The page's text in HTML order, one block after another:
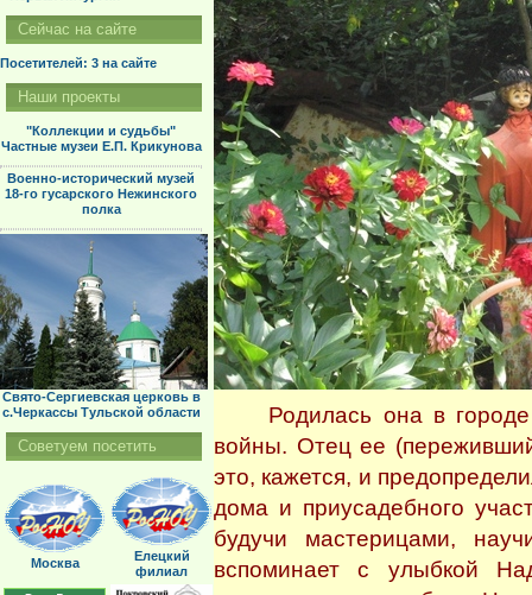
Родилась она в городе
войны. Отец ее
это, кажется, и
дома и приусадебного
будучи мастерицами,
вспоминает с улыбкой
Сейчас на сайте
Посетителей: 3 на сайте
Наши проекты
"Коллекции и судьбы"
Частные музеи Е.П. Крикунова
Военно-исторический музей
18-го гусарского Нежинского
полка
Свято-Сергиевская церковь в
с.Черкассы Тульской области
Советуем посетить
Москва
Елецкий
филиал